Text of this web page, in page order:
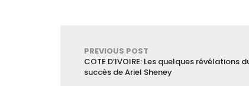
PREVIOUS POST
COTE D’IVOIRE: Les quelques révélations
succès de Ariel Sheney